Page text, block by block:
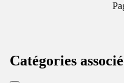
Catégories